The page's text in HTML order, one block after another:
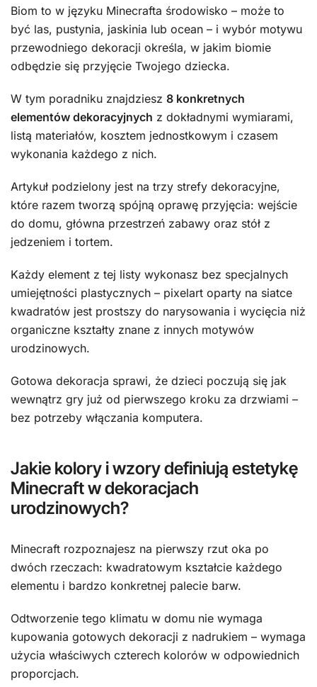
Biom to w języku Minecrafta środowisko – może to
być las, pustynia, jaskinia lub ocean – i wybór motywu
przewodniego dekoracji określa, w jakim biomie
odbędzie się przyjęcie Twojego dziecka.
W tym poradniku znajdziesz 8 konkretnych
elementów dekoracyjnych z dokładnymi wymiarami,
listą materiałów, kosztem jednostkowym i czasem
wykonania każdego z nich.
Artykuł podzielony jest na trzy strefy dekoracyjne,
które razem tworzą spójną oprawę przyjęcia: wejście
do domu, główna przestrzeń zabawy oraz stół z
jedzeniem i tortem.
Każdy element z tej listy wykonasz bez specjalnych
umiejętności plastycznych – pixelart oparty na siatce
kwadratów jest prostszy do narysowania i wycięcia niż
organiczne kształty znane z innych motywów
urodzinowych.
Gotowa dekoracja sprawi, że dzieci poczują się jak
wewnątrz gry już od pierwszego kroku za drzwiami –
bez potrzeby włączania komputera.
Jakie kolory i wzory definiują estetykę
Minecraft w dekoracjach
urodzinowych?
Minecraft rozpoznajesz na pierwszy rzut oka po
dwóch rzeczach: kwadratowym kształcie każdego
elementu i bardzo konkretnej palecie barw.
Odtworzenie tego klimatu w domu nie wymaga
kupowania gotowych dekoracji z nadrukiem – wymaga
użycia właściwych czterech kolorów w odpowiednich
proporcjach.